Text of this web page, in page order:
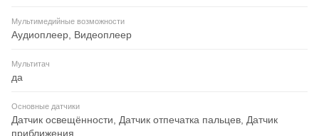
Мультимедийные возможности
Аудиоплеер, Видеоплеер
Мультитач
да
Основные датчики
Датчик освещённости, Датчик отпечатка пальцев, Датчик
приближения